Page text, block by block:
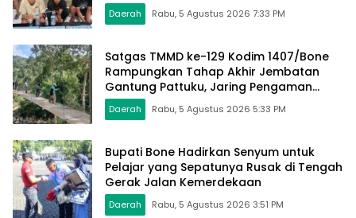
Daerah Rabu, 5 Agustus 2026 7:33 PM
Satgas TMMD ke-129 Kodim 1407/Bone
Rampungkan Tahap Akhir Jembatan
Gantung Pattuku, Jaring Pengaman
Mulai Terpasang
Daerah Rabu, 5 Agustus 2026 5:33 PM
Bupati Bone Hadirkan Senyum untuk
Pelajar yang Sepatunya Rusak di Tengah
Gerak Jalan Kemerdekaan
Daerah Rabu, 5 Agustus 2026 3:51 PM